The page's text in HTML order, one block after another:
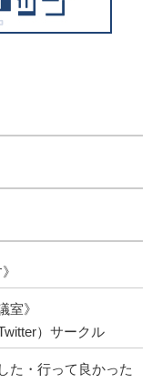
室》
）サークル
た・行って良かった